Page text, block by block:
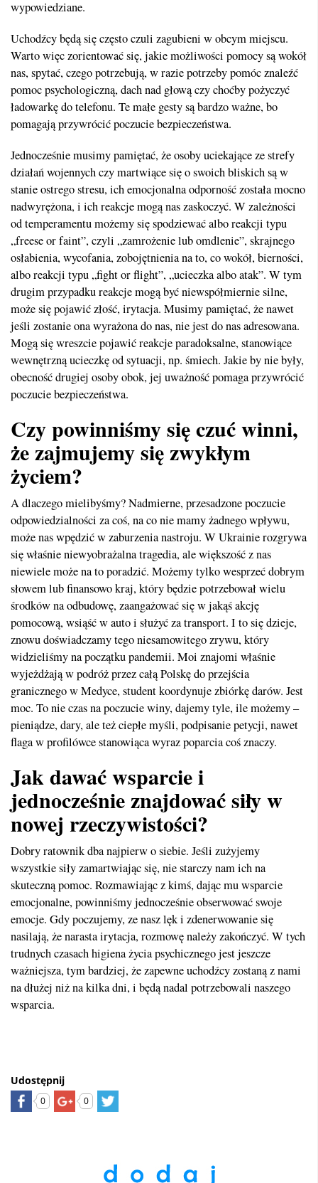
wypowiedziane.
Uchodźcy będą się często czuli zagubieni w obcym miejscu.
Warto więc zorientować się, jakie możliwości pomocy są wokół
nas, spytać, czego potrzebują, w razie potrzeby pomóc znaleźć
pomoc psychologiczną, dach nad głową czy choćby pożyczyć
ładowarkę do telefonu. Te małe gesty są bardzo ważne, bo
pomagają przywrócić poczucie bezpieczeństwa.
Jednocześnie musimy pamiętać, że osoby uciekające ze strefy
działań wojennych czy martwiące się o swoich bliskich są w
stanie ostrego stresu, ich emocjonalna odporność została mocno
nadwyrężona, i ich reakcje mogą nas zaskoczyć. W zależności
od temperamentu możemy się spodziewać albo reakcji typu
„freese or faint”, czyli „zamrożenie lub omdlenie”, skrajnego
osłabienia, wycofania, zobojętnienia na to, co wokół, bierności,
albo reakcji typu „fight or flight”, „ucieczka albo atak”. W tym
drugim przypadku reakcje mogą być niewspółmiernie silne,
może się pojawić złość, irytacja. Musimy pamiętać, że nawet
jeśli zostanie ona wyrażona do nas, nie jest do nas adresowana.
Mogą się wreszcie pojawić reakcje paradoksalne, stanowiące
wewnętrzną ucieczkę od sytuacji, np. śmiech. Jakie by nie były,
obecność drugiej osoby obok, jej uważność pomaga przywrócić
poczucie bezpieczeństwa.
Czy powinniśmy się czuć winni,
że zajmujemy się zwykłym
życiem?
A dlaczego mielibyśmy? Nadmierne, przesadzone poczucie
odpowiedzialności za coś, na co nie mamy żadnego wpływu,
może nas wpędzić w zaburzenia nastroju. W Ukrainie rozgrywa
się właśnie niewyobrażalna tragedia, ale większość z nas
niewiele może na to poradzić. Możemy tylko wesprzeć dobrym
słowem lub finansowo kraj, który będzie potrzebował wielu
środków na odbudowę, zaangażować się w jakąś akcję
pomocową, wsiąść w auto i służyć za transport. I to się dzieje,
znowu doświadczamy tego niesamowitego zrywu, który
widzieliśmy na początku pandemii. Moi znajomi właśnie
wyjeżdżają w podróż przez całą Polskę do przejścia
granicznego w Medyce, student koordynuje zbiórkę darów. Jest
moc. To nie czas na poczucie winy, dajemy tyle, ile możemy –
pieniądze, dary, ale też ciepłe myśli, podpisanie petycji, nawet
flaga w profilówce stanowiąca wyraz poparcia coś znaczy.
Jak dawać wsparcie i
jednocześnie znajdować siły w
nowej rzeczywistości?
Dobry ratownik dba najpierw o siebie. Jeśli zużyjemy
wszystkie siły zamartwiając się, nie starczy nam ich na
skuteczną pomoc. Rozmawiając z kimś, dając mu wsparcie
emocjonalne, powinniśmy jednocześnie obserwować swoje
emocje. Gdy poczujemy, ze nasz lęk i zdenerwowanie się
nasilają, że narasta irytacja, rozmowę należy zakończyć. W tych
trudnych czasach higiena życia psychicznego jest jeszcze
ważniejsza, tym bardziej, że zapewne uchodźcy zostaną z nami
na dłużej niż na kilka dni, i będą nadal potrzebowali naszego
wsparcia.
Udostępnij
0 0